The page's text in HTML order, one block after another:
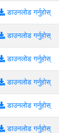
डाउनलोड गर्नुहोस्
डाउनलोड गर्नुहोस्
डाउनलोड गर्नुहोस्
डाउनलोड गर्नुहोस्
डाउनलोड गर्नुहोस्
डाउनलोड गर्नुहोस्